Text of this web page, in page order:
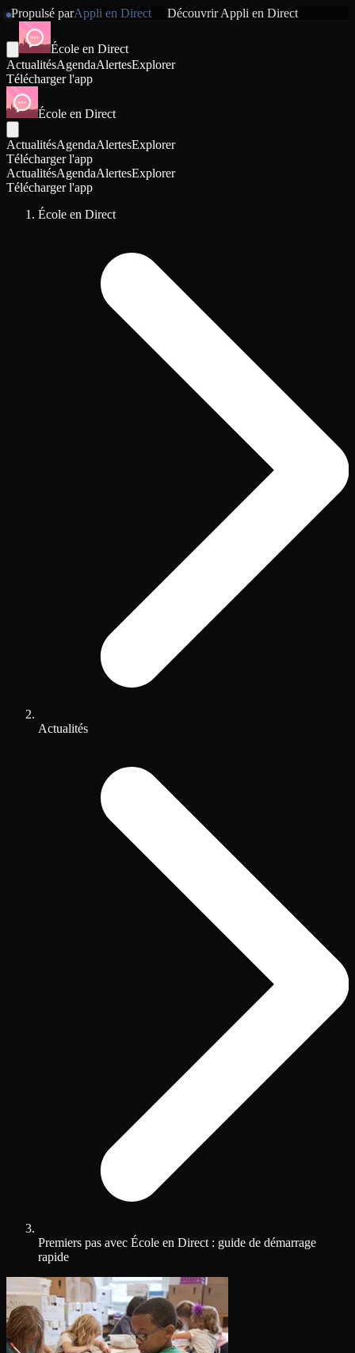
Propulsé parAppli en Direct DécouvrirAppli en Direct
École en Direct
ActualitésAgendaAlertesExplorer
Télécharger l'app
École en Direct
ActualitésAgendaAlertesExplorer
Télécharger l'app
ActualitésAgendaAlertesExplorer
Télécharger l'app
École en Direct
Actualités
Premiers pas avec École en Direct : guide de démarrage
rapide